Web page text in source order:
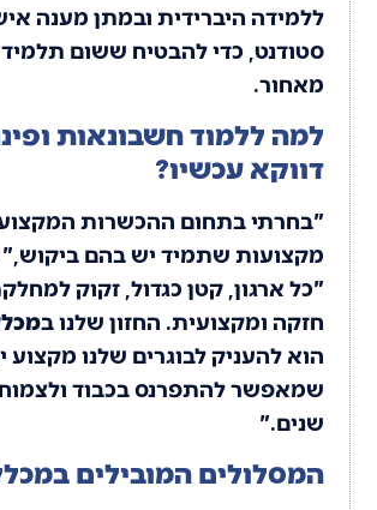
ללמידה היברידית ובמתן מענה
סטודנט, כדי להבטיח ששום
מאחור.
למה ללמוד חשבונאות
דווקא עכשיו?
"בחרתי בתחום ההכשרות
מקצועות שתמיד יש בהם ביקוש,"
"כל ארגון, קטן כגדול, זקוק
חזקה ומקצועית. החזון שלנו ב
הוא להעניק לבוגרים שלנו מקצוע
שמאפשר להתפרנס בכבוד
שנים."
המסלולים המובילים